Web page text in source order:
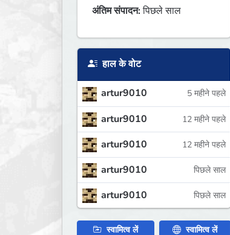
अंतिम संपादन:पिछले साल
हाल के वोट
artur9010 5 महीने पहले
artur9010 12 महीने पहले
artur9010 12 महीने पहले
artur9010 पिछले साल
artur9010 पिछले साल
स्वामित्व लें
स्वामित्व लें